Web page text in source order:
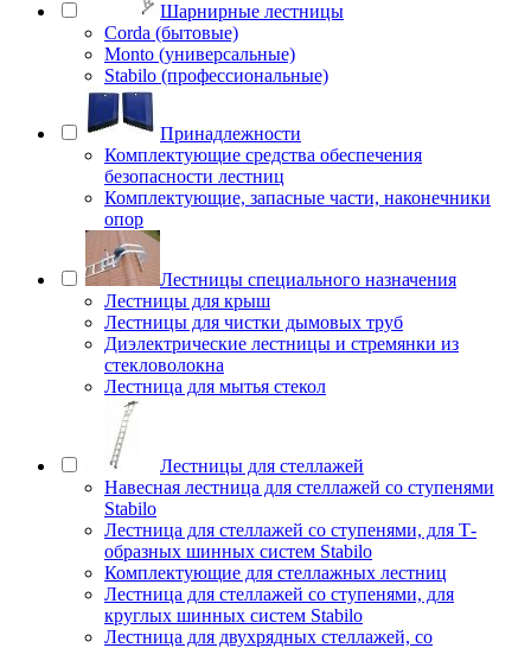
Шарнирные лестницы
Corda (бытовые)
Monto (универсальные)
Stabilo (профессиональные)
Принадлежности
Комплектующие средства обеспечения
безопасности лестниц
Комплектующие, запасные части, наконечники
опор
Лестницы специального назначения
Лестницы для крыш
Лестницы для чистки дымовых труб
Диэлектрические лестницы и стремянки из
стекловолокна
Лестница для мытья стекол
Лестницы для стеллажей
Навесная лестница для стеллажей со ступенями
Stabilo
Лестница для стеллажей со ступенями, для Т-
образных шинных систем Stabilo
Комплектующие для стеллажных лестниц
Лестница для стеллажей со ступенями, для
круглых шинных систем Stabilo
Лестница для двухрядных стеллажей, со